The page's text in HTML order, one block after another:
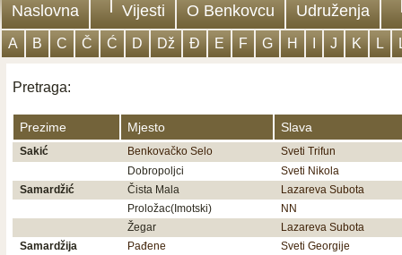
Naslovna Vijesti O Benkovcu Udruženja
A B C Č Ć D Dž Đ E F G H J K L
Pretraga:
Prezime Mjesto Slava
Sakić Benkovačko Selo
Sveti Trifun
Dobropoljci
Sveti Nikola
Samardžić
Čista Mala
Lazareva Subota
Proložac(Imotski)
NN
Žegar
Lazareva Subota
Samardžija
Pađene
Sveti Georgije